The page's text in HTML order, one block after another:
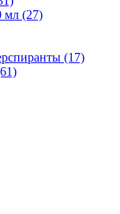
мл (27)
(17)